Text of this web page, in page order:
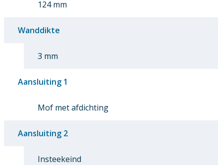
124 mm
Wanddikte
3 mm
Aansluiting 1
Mof met afdichting
Aansluiting 2
Insteekeind